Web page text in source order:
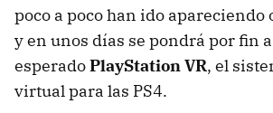
poco a poco han ido apareciendo
y en unos días se pondrá por fin
esperadoPlayStation VR, el
virtual para las PS4.